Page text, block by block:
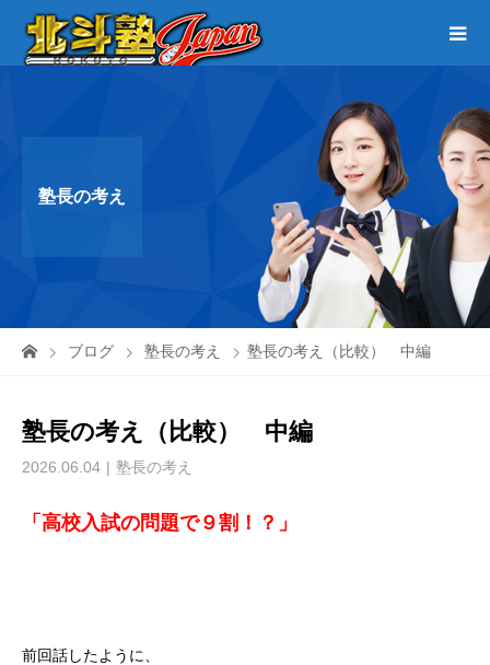
塾長の考え
ブログ 塾長の考え 塾長の考え（比較） 中編
塾長の考え（比較） 中編
2026.06.04 塾長の考え
「高校入試の問題で９割！？」
前回話したように、